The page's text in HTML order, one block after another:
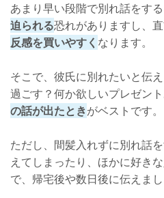
あまり早い段階で別れ話をす
迫られる恐れがありますし、
反感を買いやすく なります。
そこで、彼氏に別れたいと伝
過ごす？何か欲しいプレゼン
の話が出たときがベストです。
ただし、間髪入れずに別れ話
えてしまったり、ほかに好き
で、帰宅後や数日後に伝えまし